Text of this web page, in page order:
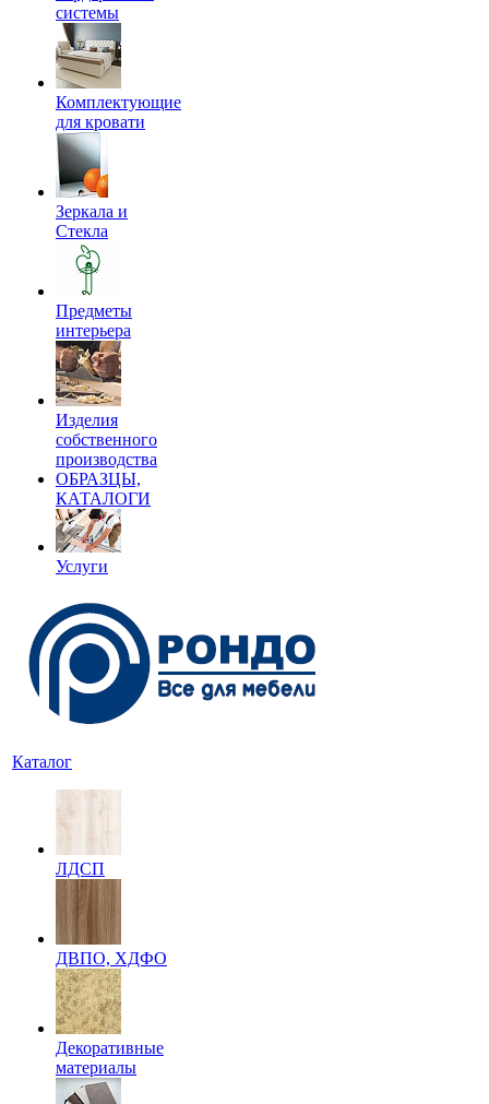
системы
Комплектующие
для кровати
Зеркала и
Стекла
Предметы
интерьера
Изделия
собственного
производства
ОБРАЗЦЫ,
КАТАЛОГИ
Услуги
Каталог
ЛДСП
ДВПО, ХДФО
Декоративные
материалы